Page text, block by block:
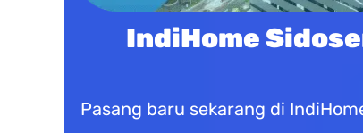
IndiHome
Pasang baru sekarang di